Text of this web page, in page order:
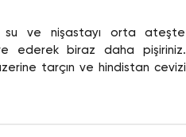
su ve nişastayı orta ateşte
ederek biraz daha pişiriniz.
tarçın ve hindistan cevizi